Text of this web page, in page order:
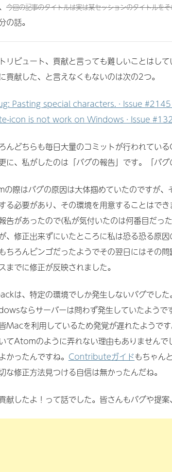
今回の記事のタイトルは実は某セッションのタイトルを
の話。
リビュート、貢献と言っても難しいことはし
貢献した、と言えなくもないのは次の2つ。
Pasting special characters. · Issue
icon is not work on Windows · Issue
んどちらも毎日大量のコミットが行われてい
に、私がしたのは「バグの報告」です。「バグ
際はバグの原因は大体掴めていたのですが
る必要があり、その環境を用意することはで
告があったので(私が気付いたのは何番目だっ
、修正出来ずにいたところに私は恐る恐る原
ちろんビンゴだったようでその翌日にはその
までに修正が反映されました。
は、特定の環境でしか発生しないバグでした
ならサーバーは問わず発生していたよう
Macを利用しているため発覚が遅れたようで
てAtomのように弄れない理由もありませんで
かったんですね。 Contributeガイドもちゃん
な修正方法見つける自信は無かったんだね。
献したよ！って話でした。皆さんもバグや提